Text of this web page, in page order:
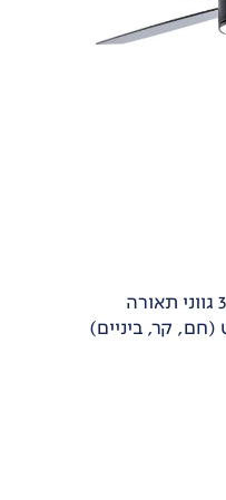
(חם, קר, ביניים)